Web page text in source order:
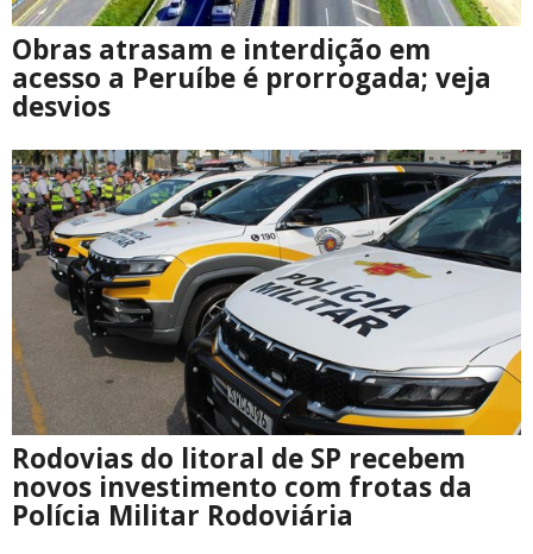
Obras atrasam e interdição em
acesso a Peruíbe é prorrogada; veja
desvios
Rodovias do litoral de SP recebem
novos investimento com frotas da
Polícia Militar Rodoviária